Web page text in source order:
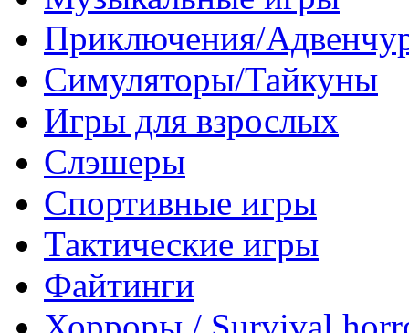
Приключения/
Симуляторы/Тайкуны
Игры для взрослых
Слэшеры
Спортивные игры
Тактические игры
Файтинги